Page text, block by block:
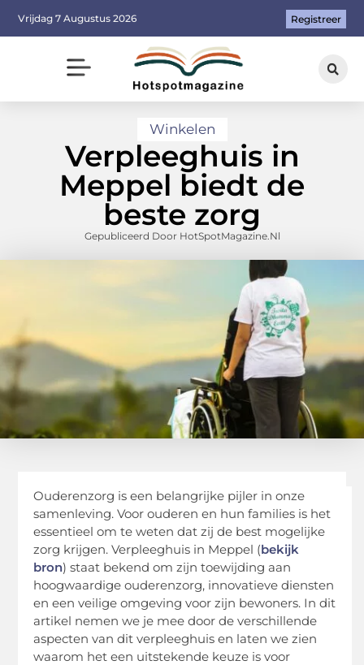
Vrijdag 7 Augustus 2026 Registreer
Winkelen
Verpleeghuis in
Meppel biedt de
beste zorg
Gepubliceerd Door HotSpotMagazine.nl
Ouderenzorg is een belangrijke pijler in onze
samenleving. Voor ouderen en hun families is het
essentieel om te weten dat zij de best mogelijke
zorg krijgen. Verpleeghuis in Meppel (bekijk
bron) staat bekend om zijn toewijding aan
hoogwaardige ouderenzorg, innovatieve diensten
en een veilige omgeving voor zijn bewoners. In dit
artikel nemen we je mee door de verschillende
aspecten van dit verpleeghuis en laten we zien
waarom het een uitstekende keuze is voor